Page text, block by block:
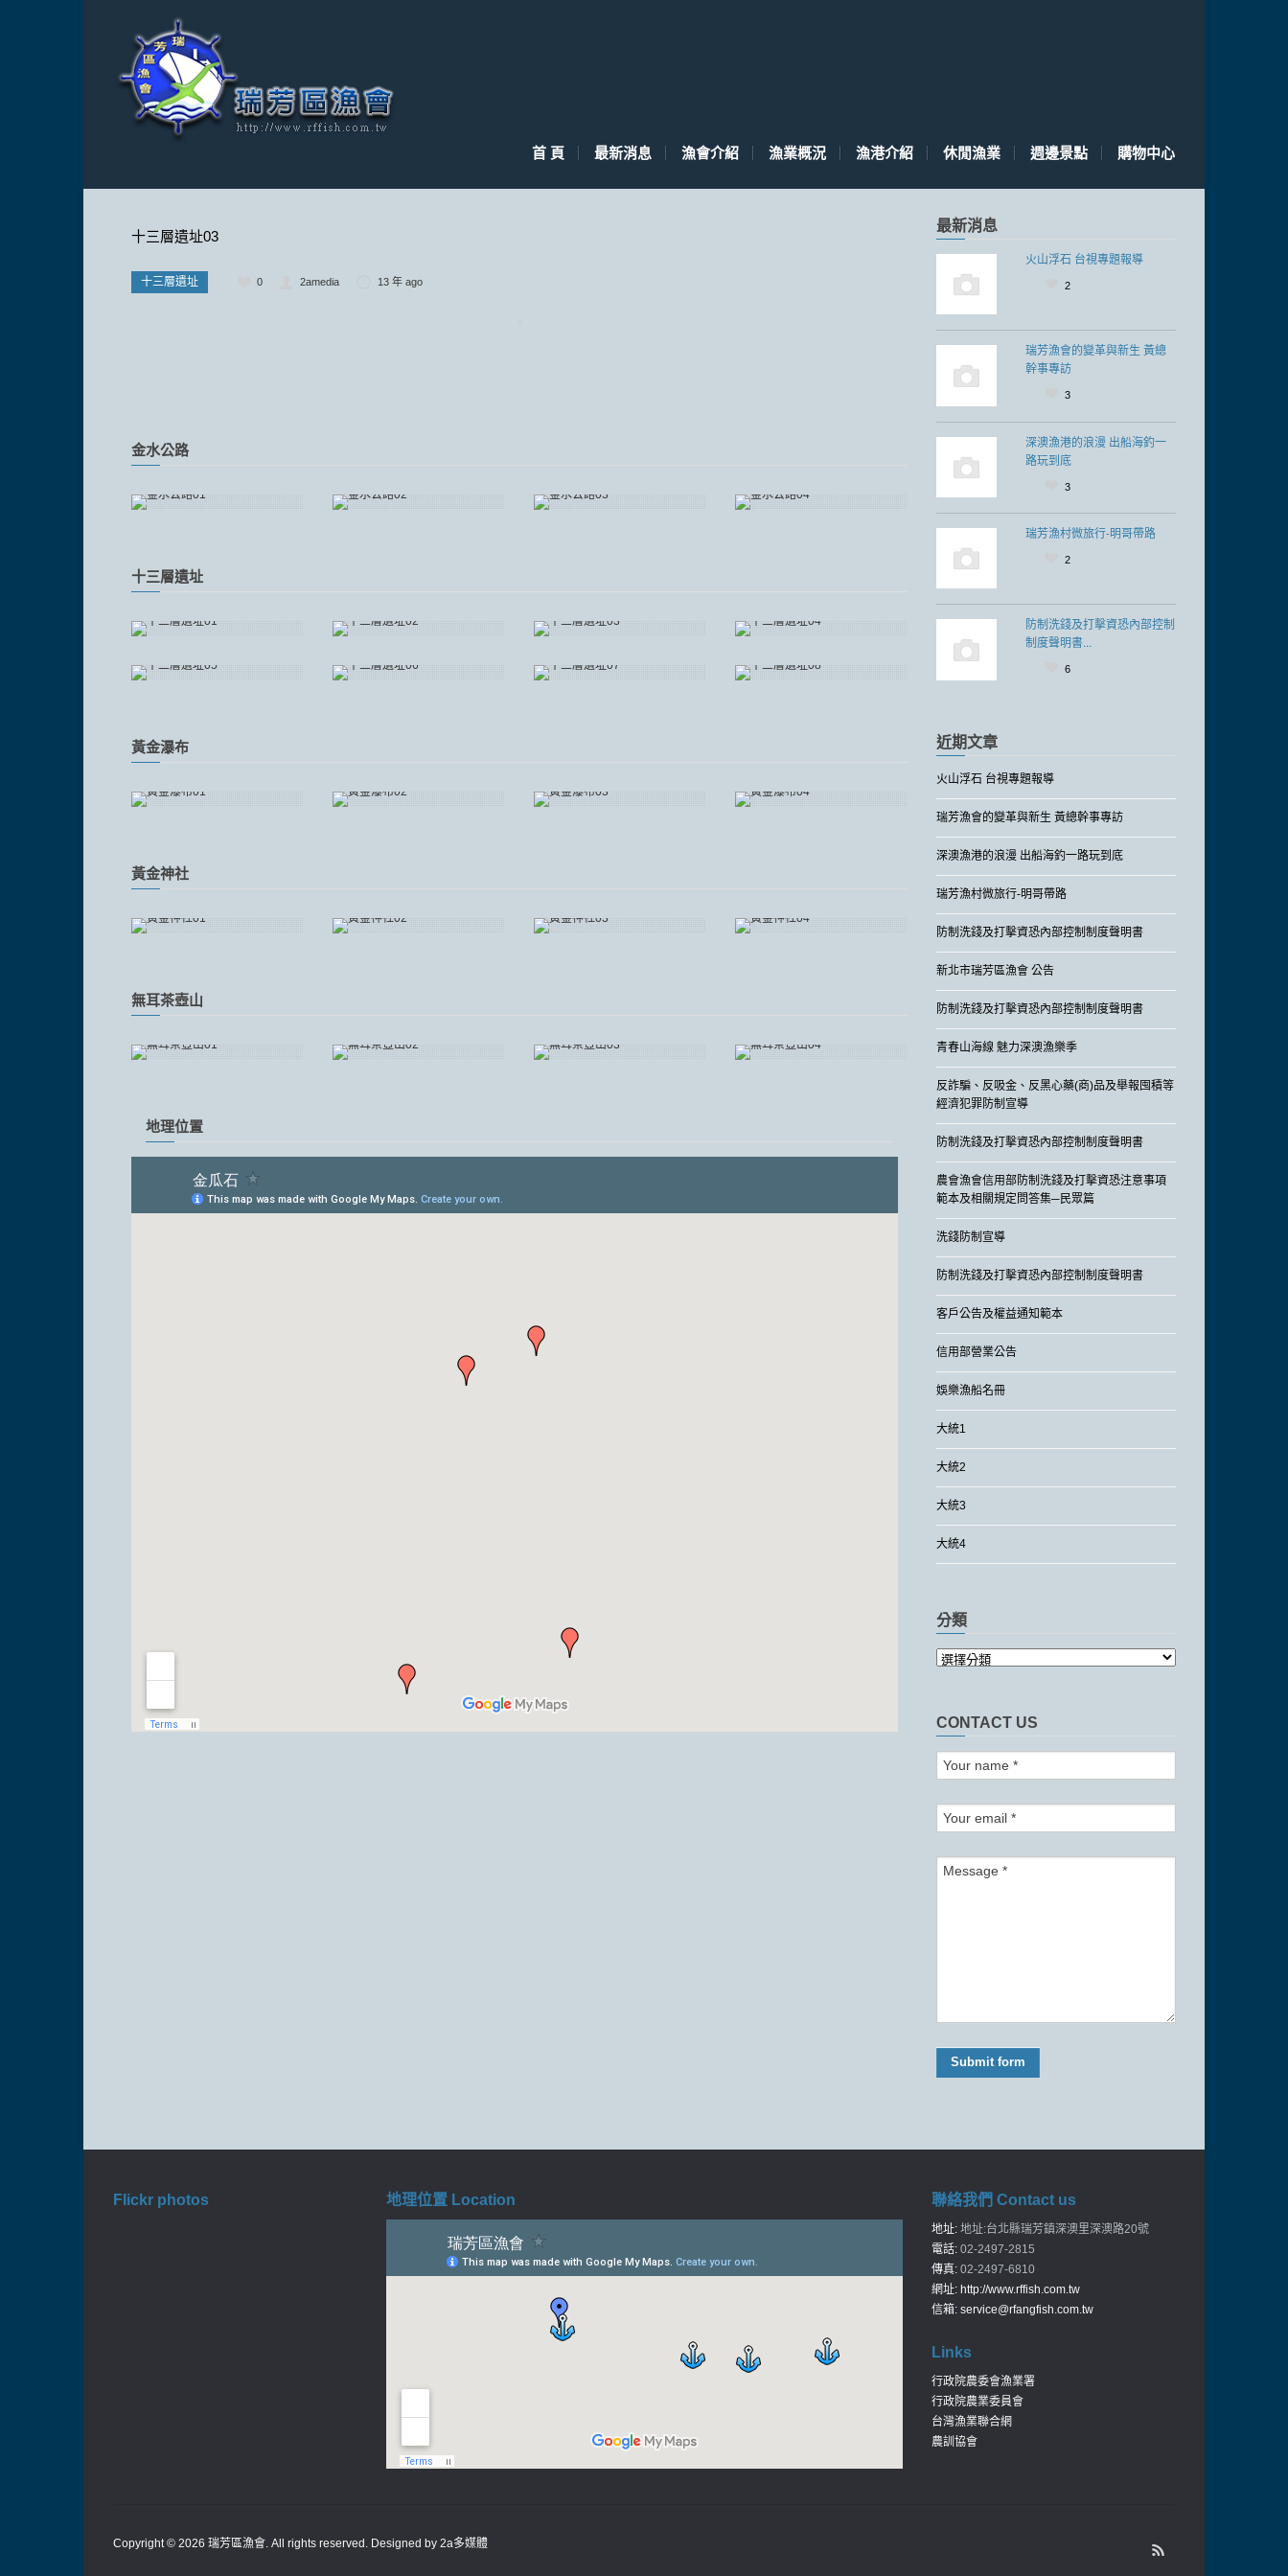
首 頁 最新消息 漁會介紹 漁業概況 漁港介紹 休閒漁業 週邊景點 購物中心
十三層遺址03
十三層遺址 0 2amedia 13 年 ago
金水公路
十三層遺址
黃金瀑布
黃金神社
無耳茶壺山
地理位置
最新消息
火山浮石 台視專題報導
2
瑞芳漁會的變革與新生 黃總
幹事專訪
3
深澳漁港的浪漫 出船海釣一
路玩到底
3
瑞芳漁村微旅行-明哥帶路
2
防制洗錢及打擊資恐內部控制
制度聲明書...
6
近期文章
火山浮石 台視專題報導
瑞芳漁會的變革與新生 黃總幹事專訪
深澳漁港的浪漫 出船海釣一路玩到底
瑞芳漁村微旅行-明哥帶路
防制洗錢及打擊資恐內部控制制度聲明書
新北市瑞芳區漁會 公告
防制洗錢及打擊資恐內部控制制度聲明書
青春山海線 魅力深澳漁樂季
反詐騙、反吸金、反黑心藥(商)品及舉報囤積等
經濟犯罪防制宣導
防制洗錢及打擊資恐內部控制制度聲明書
農會漁會信用部防制洗錢及打擊資恐注意事項
範本及相關規定問答集─民眾篇
洗錢防制宣導
防制洗錢及打擊資恐內部控制制度聲明書
客戶公告及權益通知範本
信用部營業公告
娛樂漁船名冊
大統1
大統2
大統3
大統4
分類
CONTACT US
Flickr photos 地理位置 Location 聯絡我們 Contact us
地址: 地址:台北縣瑞芳鎮深澳里深澳路20號
電話: 02-2497-2815
傳真: 02-2497-6810
網址: http://www.rffish.com.tw
信箱: service@rfangfish.com.tw
Links
行政院農委會漁業署
行政院農業委員會
台灣漁業聯合網
農訓協會
Copyright © 2026 瑞芳區漁會 . All rights reserved. Designed by 2a多媒體